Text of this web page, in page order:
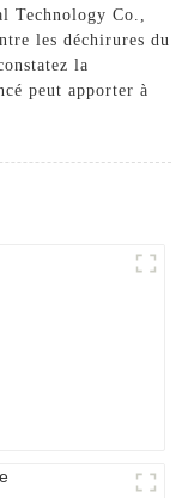
Technology Co.,
les déchirures du
la
peut apporter à